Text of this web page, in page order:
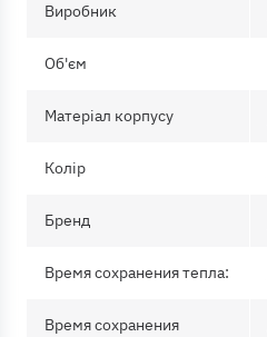
Виробник
Об'єм
Матеріал корпусу
Колір
Бренд
Время сохранения тепла:
Время сохранения